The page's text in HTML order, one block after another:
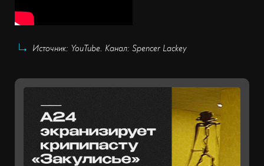
Источник: YouTube. Канал: Spencer Lackey